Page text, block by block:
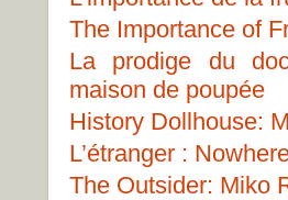
The Importance of
La prodige du
maison de poupée
History Dollhouse:
L’étranger :
The Outsider: Miko